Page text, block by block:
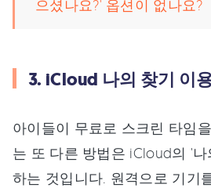
으셨나요?' 옵션이 없나요?
3. iCloud 나의 찾기 이
아이들이 무료로 스크린 타임
는 또 다른 방법은 iCloud의 '
하는 것입니다. 원격으로 기기